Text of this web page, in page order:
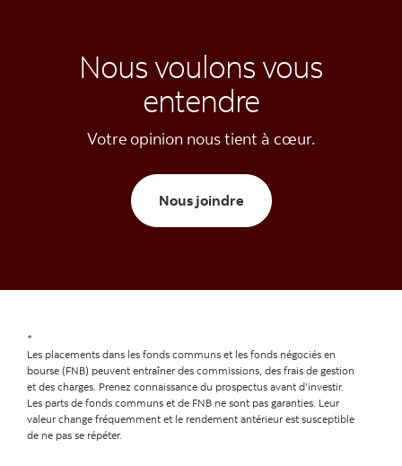
Nous voulons vous
entendre
Votre opinion nous tient à cœur.
Nous joindreNous joindre
*
Les placements dans les fonds communs et les fonds négociés en
bourse (FNB) peuvent entraîner des commissions, des frais de gestion
et des charges. Prenez connaissance du prospectus avant d’investir.
Les parts de fonds communs et de FNB ne sont pas garanties. Leur
valeur change fréquemment et le rendement antérieur est susceptible
de ne pas se répéter.